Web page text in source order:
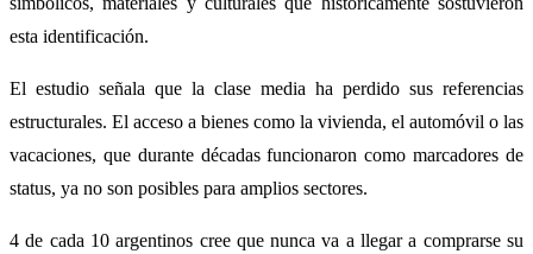
esta identificación.
El estudio señala que la clase media ha perdido sus referencias
estructurales. El acceso a bienes como la vivienda, el automóvil o las
vacaciones, que durante décadas funcionaron como marcadores de
status, ya no son posibles para amplios sectores.
4 de cada 10 argentinos cree que nunca va a llegar a comprarse su